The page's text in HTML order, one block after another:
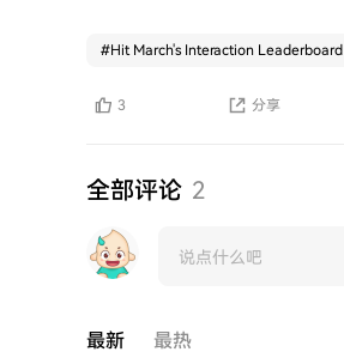
#Hit March's Interaction Leaderboard
3 分享
全部评论 2
最新 最热